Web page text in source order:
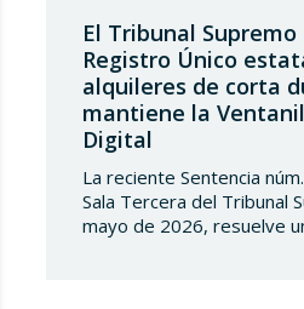
El Tribunal
Registro Único
alquileres de corta
mantiene la
Digital
La reciente Sentencia
Sala Tercera del Tribunal
mayo de 2026, resuelve